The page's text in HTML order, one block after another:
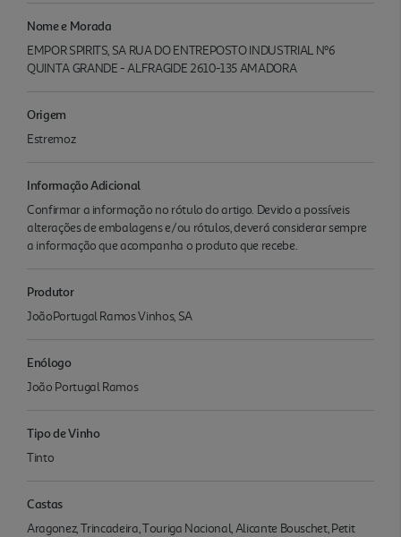
Nome e Morada
EMPOR SPIRITS, SA RUA DO ENTREPOSTO INDUSTRIAL Nº6
QUINTA GRANDE - ALFRAGIDE 2610-135 AMADORA
Origem
Estremoz
Informação Adicional
Confirmar a informação no rótulo do artigo. Devido a possíveis
alterações de embalagens e/ou rótulos, deverá considerar sempre
a informação que acompanha o produto que recebe.
Produtor
JoãoPortugal Ramos Vinhos, SA
Enólogo
João Portugal Ramos
Tipo de Vinho
Tinto
Castas
Aragonez, Trincadeira, Touriga Nacional, Alicante Bouschet, Petit